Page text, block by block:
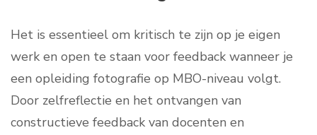
Het is essentieel om kritisch te zijn op je eigen
werk en open te staan voor feedback wanneer je
een opleiding fotografie op MBO-niveau volgt.
Door zelfreflectie en het ontvangen van
constructieve feedback van docenten en